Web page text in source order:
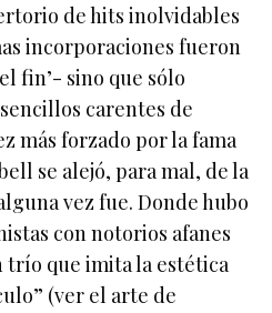
de hits inolvidables
incorporaciones fueron
el fin’- sino que sólo
carentes de
más forzado por la fama
se alejó, para mal, de la
vez fue. Donde hubo
con notorios afanes
trío que imita la estética
(ver el arte de